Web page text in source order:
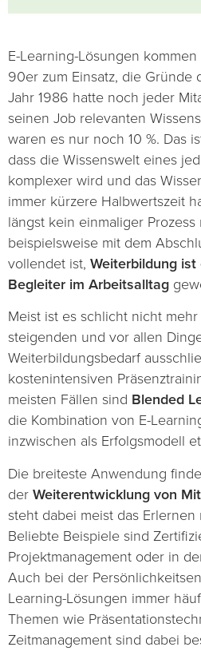
E-Learning-Lösungen
90er zum Einsatz, die Gründe
Jahr 1986 hatte noch jeder
seinen Job relevanten
waren es nur noch 10 %. Das
dass die Wissenswelt eines
komplexer wird und das
immer kürzere Halbwertszeit
längst kein einmaliger Prozess
beispielsweise mit dem
vollendet ist, Weiterbildung
Begleiter im Arbeitsalltag
Meist ist es schlicht nicht
steigenden und vor allen
Weiterbildungsbedarf
kostenintensiven
meisten Fällen sind Blended
die Kombination von E-
inzwischen als Erfolgsmodell
Die breiteste Anwendung
der Weiterentwicklung von
steht dabei meist das
Beliebte Beispiele sind
Projektmanagement oder in
Auch bei der
Learning-Lösungen immer
Themen wie
Zeitmanagement sind dabei